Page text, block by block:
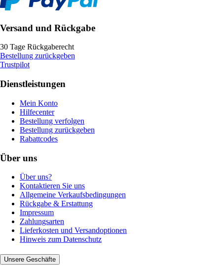
Versand und Rückgabe
30 Tage Rückgaberecht
Bestellung zurückgeben
Trustpilot
Dienstleistungen
Mein Konto
Hilfecenter
Bestellung verfolgen
Bestellung zurückgeben
Rabattcodes
Über uns
Über uns?
Kontaktieren Sie uns
Allgemeine Verkaufsbedingungen
Rückgabe & Erstattung
Impressum
Zahlungsarten
Lieferkosten und Versandoptionen
Hinweis zum Datenschutz
Unsere Geschäfte